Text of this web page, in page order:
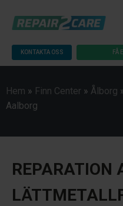
KONTAKTA OSS FÅ
Hem » Finn Center » Ålborg
Aalborg
REPARATION